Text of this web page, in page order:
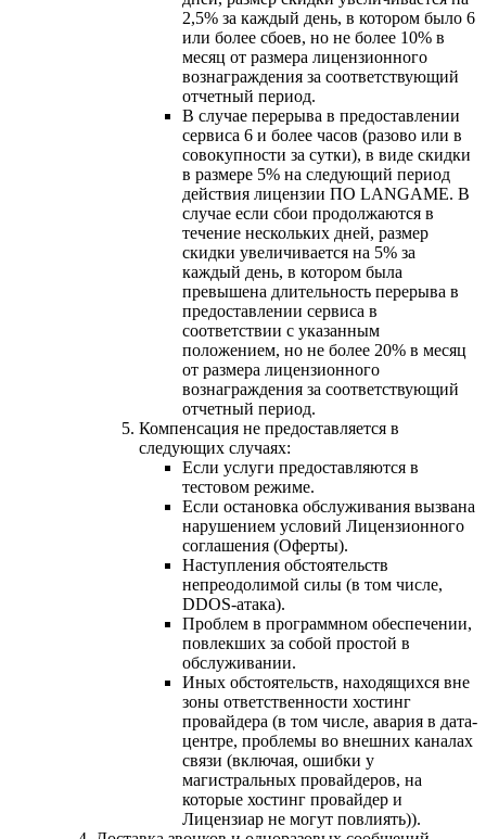
2,5% за каждый день, в котором было 6
или более сбоев, но не более 10% в
месяц от размера лицензионного
вознаграждения за соответствующий
отчетный период.
В случае перерыва в предоставлении
сервиса 6 и более часов (разово или в
совокупности за сутки), в виде скидки
в размере 5% на следующий период
действия лицензии ПО LANGAME. В
случае если сбои продолжаются в
течение нескольких дней, размер
скидки увеличивается на 5% за
каждый день, в котором была
превышена длительность перерыва в
предоставлении сервиса в
соответствии с указанным
положением, но не более 20% в месяц
от размера лицензионного
вознаграждения за соответствующий
отчетный период.
Компенсация не предоставляется в
следующих случаях:
Если услуги предоставляются в
тестовом режиме.
Если остановка обслуживания вызвана
нарушением условий Лицензионного
соглашения (Оферты).
Наступления обстоятельств
непреодолимой силы (в том числе,
DDOS-атака).
Проблем в программном обеспечении,
повлекших за собой простой в
обслуживании.
Иных обстоятельств, находящихся вне
зоны ответственности хостинг
провайдера (в том числе, авария в дата-
центре, проблемы во внешних каналах
связи (включая, ошибки у
магистральных провайдеров, на
которые хостинг провайдер и
Лицензиар не могут повлиять)).